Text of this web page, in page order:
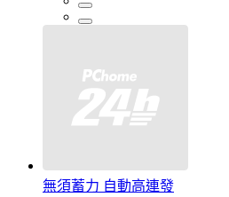
無須蓄力 自動高連發